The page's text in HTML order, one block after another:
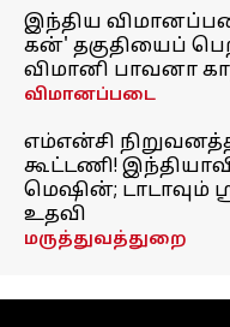
இந்திய
கன்' தகுதியைப்
விமானி பாவனா
விமானப்படை
எம்என்சி
கூட்டணி!
மெஷின்; டாடாவும்
உதவி
மருத்துவத்துறை